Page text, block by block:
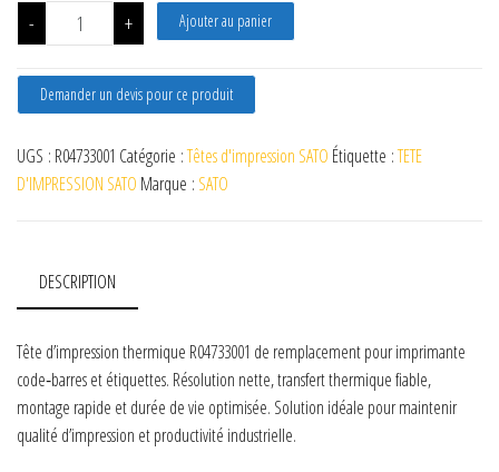
- quantité de Tête SATO R38747600
+ Ajouter au panier
Demander un devis pour ce produit
UGS : R04733001 Catégorie :Têtes d'impression SATO Étiquette :TETE
D'IMPRESSION SATO Marque : SATO
DESCRIPTION
Tête d’impression thermique R04733001 de remplacement pour imprimante
code‑barres et étiquettes. Résolution nette, transfert thermique fiable,
montage rapide et durée de vie optimisée. Solution idéale pour maintenir
qualité d’impression et productivité industrielle.